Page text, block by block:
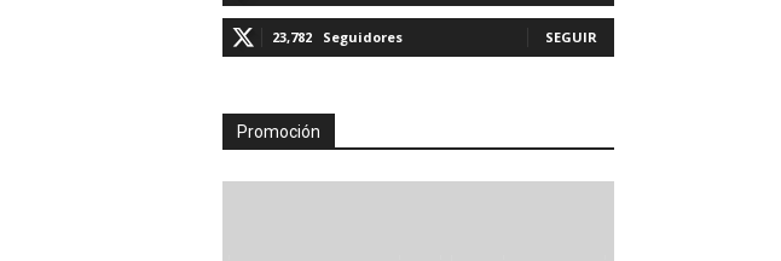
23,782 Seguidores SEGUIR
Promoción